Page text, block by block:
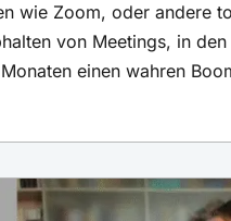
wie Zoom, oder andere
von Meetings, in den
einen wahren